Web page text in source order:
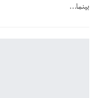
بينما…